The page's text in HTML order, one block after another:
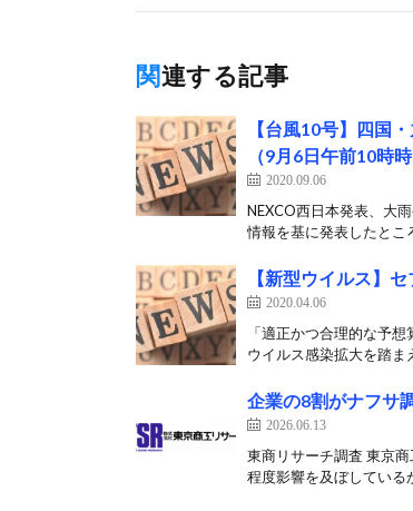
関連する記事
【台風10号】四国
（9月6日午前10時時
2020.09.06
NEXCO西日本発表、大
情報を基に発表したと
【新型ウイルス】
2020.04.06
「適正かつ合理的な予
ウイルス感染拡大を踏
企業の8割がナフサ
2026.06.13
東商リサーチ調査 東京
程度影響を及ぼしてい